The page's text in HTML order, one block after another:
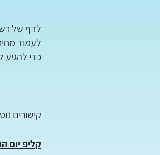
לדף של
לעמוד
כדי
קישורים
קליפ יום